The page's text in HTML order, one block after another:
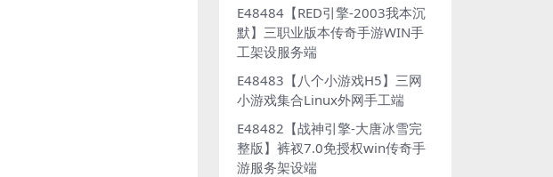
E48484【RED引擎-2003我本沉
默】三职业版本传奇手游WIN手
工架设服务端
E48483【八个小游戏H5】三网
小游戏集合Linux外网手工端
E48482【战神引擎-大唐冰雪完
整版】裤衩7.0免授权win传奇手
游服务架设端